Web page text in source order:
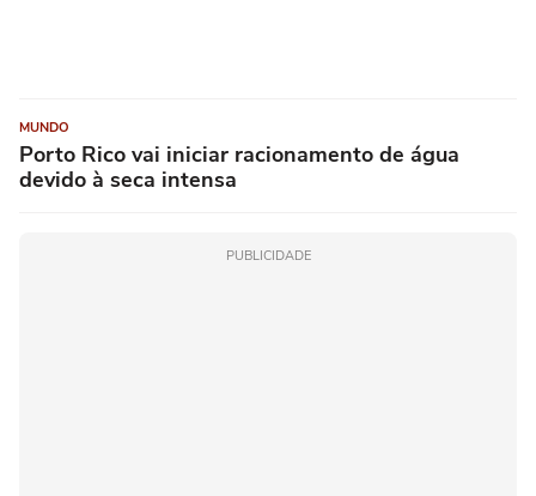
MUNDO
Porto Rico vai iniciar racionamento de água
devido à seca intensa
PUBLICIDADE